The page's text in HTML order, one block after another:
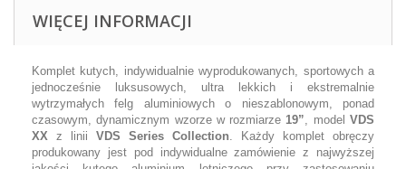
WIĘCEJ INFORMACJI
Komplet kutych, indywidualnie wyprodukowanych, sportowych a
jednocześnie luksusowych, ultra lekkich i ekstremalnie
wytrzymałych felg aluminiowych o nieszablonowym, ponad
czasowym, dynamicznym wzorze w rozmiarze19”, modelVDS
XX z linii VDS Series Collection. Każdy komplet obręczy
produkowany jest pod indywidualne zamówienie z najwyższej